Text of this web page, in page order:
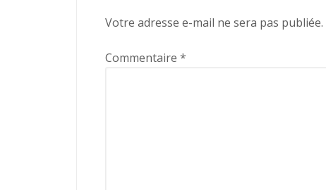
Votre adresse e-mail ne sera pas publiée.
Commentaire *